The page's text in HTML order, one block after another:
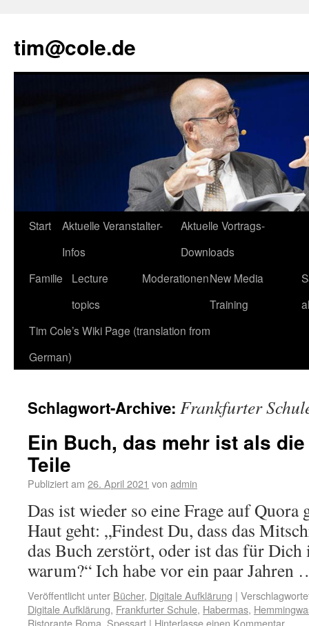
tim@cole.de
Start
Aktuelle Veranstalter-
Infos
Aktuelle Vortrags-
Downloads
Familie
Lecture
topics
ModerationenNew Media
Training
Tim Cole’s Wiki Page (translation from
German)
Schlagwort-Archive: Frankfurter
Ein Buch, das mehr ist als
Teile
Publiziert am 26. April 2021 von admin
Das ist wieder so eine Frage auf Quora
Haut geht: „Findest Du, dass das
das Buch zerstört, oder ist das für
warum?“ Ich habe vor ein paar
Veröffentlicht unter Bücher, Digitale Aufklärung |
Digitale Aufklärung, Frankfurter Schule, Habermas,
Ristorante Roma, Spessart | Hinterlasse einen Kommentar